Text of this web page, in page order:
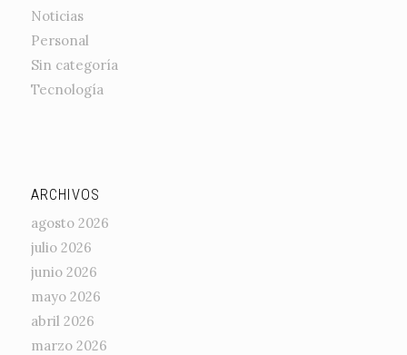
Noticias
Personal
Sin categoría
Tecnología
ARCHIVOS
agosto 2026
julio 2026
junio 2026
mayo 2026
abril 2026
marzo 2026